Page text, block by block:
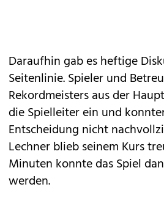
Daraufhin gab es heftige
Seitenlinie. Spieler und
Rekordmeisters aus der
die Spielleiter ein und
Entscheidung nicht
Lechner blieb seinem Kurs
Minuten konnte das Spiel
werden.